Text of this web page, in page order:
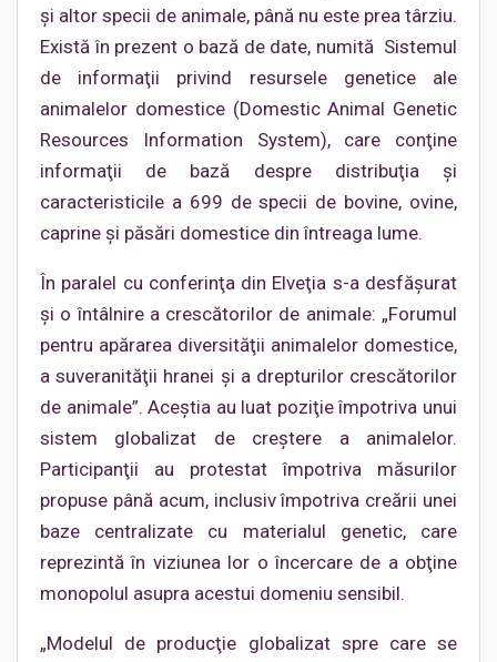
şi altor specii de animale, până nu este prea târziu.
Există în prezent o bază de date, numită Sistemul
de informaţii privind resursele genetice ale
animalelor domestice (Domestic Animal Genetic
Resources Information System), care conţine
informaţii de bază despre distribuţia şi
caracteristicile a 699 de specii de bovine, ovine,
caprine şi păsări domestice din întreaga lume.
În paralel cu conferinţa din Elveţia s-a desfăşurat
şi o întâlnire a crescătorilor de animale: „Forumul
pentru apărarea diversităţii animalelor domestice,
a suveranităţii hranei şi a drepturilor crescătorilor
de animale”. Aceştia au luat poziţie împotriva unui
sistem globalizat de creştere a animalelor.
Participanţii au protestat împotriva măsurilor
propuse până acum, inclusiv împotriva creării unei
baze centralizate cu materialul genetic, care
reprezintă în viziunea lor o încercare de a obţine
monopolul asupra acestui domeniu sensibil.
„Modelul de producţie globalizat spre care se